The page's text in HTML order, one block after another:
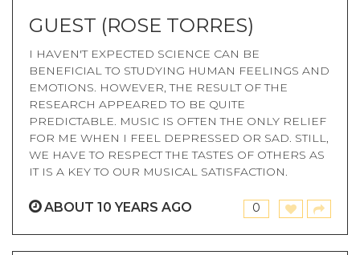
GUEST (ROSE TORRES)
I HAVEN'T EXPECTED SCIENCE CAN BE
BENEFICIAL TO STUDYING HUMAN FEELINGS AND
EMOTIONS. HOWEVER, THE RESULT OF THE
RESEARCH APPEARED TO BE QUITE
PREDICTABLE. MUSIC IS OFTEN THE ONLY RELIEF
FOR ME WHEN I FEEL DEPRESSED OR SAD. STILL,
WE HAVE TO RESPECT THE TASTES OF OTHERS AS
IT IS A KEY TO OUR MUSICAL SATISFACTION.
ABOUT 10 YEARS AGO 0